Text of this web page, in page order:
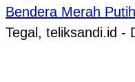
Bendera Merah
Tegal, teliksandi.id -